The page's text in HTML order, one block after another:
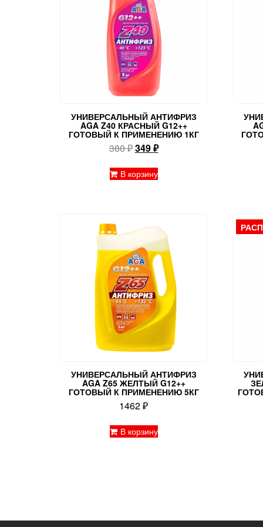
УНИВЕРСАЛЬНЫЙ АНТИФРИЗ
AGA Z40 КРАСНЫЙ G12++
ГОТОВЫЙ К ПРИМЕНЕНИЮ 1КГ
380₽Первоначальная
составляла
349₽Текущая
349 ₽.
В корзину
УНИВЕРСАЛЬНЫЙ АНТИФРИЗ
AGA Z65 ЖЕЛТЫЙ G12++
ГОТОВЫЙ К ПРИМЕНЕНИЮ 5КГ
1462₽
В корзину